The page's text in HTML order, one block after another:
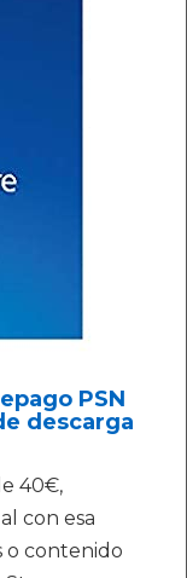
PSN
descarga
40€,
con esa
o contenido